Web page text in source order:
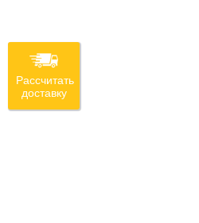
Рассчитать
доставку